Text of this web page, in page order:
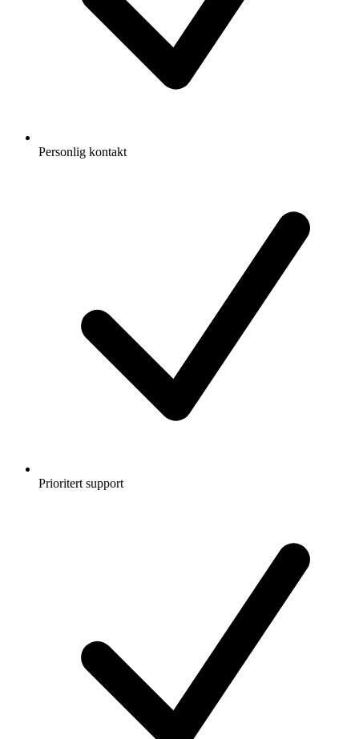
Personlig kontakt
Prioritert support